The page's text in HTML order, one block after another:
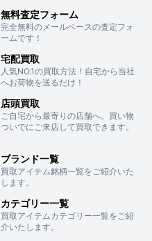
無料査定フォーム
完全無料のメールベースの査定フォ
ームです！
宅配買取
人気NO.1の買取方法！自宅から当社
へお荷物を送るだけ！
店頭買取
ご自宅から最寄りの店舗へ。買い物
ついでにご来店して買取できます。
ブランド一覧
買取アイテム銘柄一覧をご紹介いた
します。
カテゴリー一覧
買取アイテムカテゴリー一覧をご紹
介いたします。